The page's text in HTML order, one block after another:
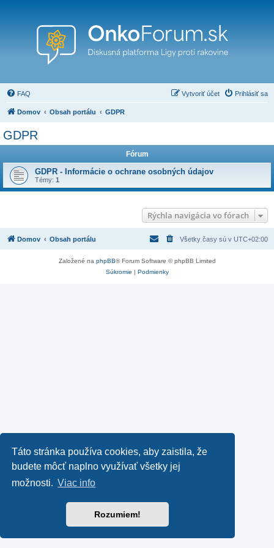
Táto stránka používa cookies, aby zaistila, že
budete môcť naplno využívať všetky jej
možnosti. Viac info
Rozumiem!
FAQ Prihlásiť sa
Vytvoriť účet
Domov Obsah portálu GDPR
GDPR
Fórum
GDPR - Informácie o ochrane osobných údajov
Témy: 1
Rýchla navigácia vo fórach
Domov Obsah portálu Všetky časy sú v UTC+02:00
Založené na phpBB® Forum Software © phpBB Limited
Súkromie | Podmienky